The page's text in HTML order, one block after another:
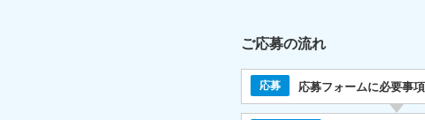
ご応募の流れ
応募 応募フォームに必要事